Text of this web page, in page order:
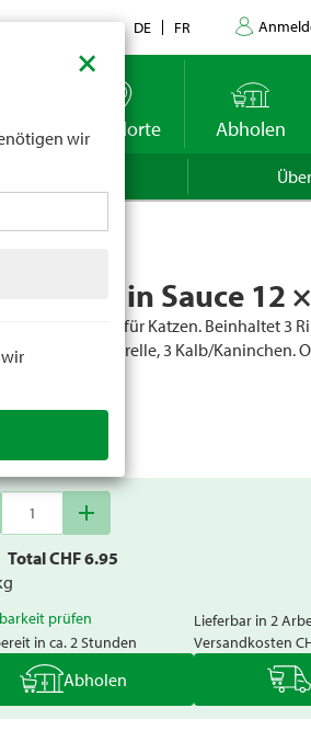
Kontakt DE FR
Standorte Abholen
in Sauce 12
Alleinfuttermittel für Katzen. Beinhaltet 3
3 Lachs/Forelle, 3 Kalb/Kaninchen.
99711
add
Total CHF6.95
prüfen
in ca. 2 Stunden
Lieferbar in 2
Versandkosten
Abholen
×
wir